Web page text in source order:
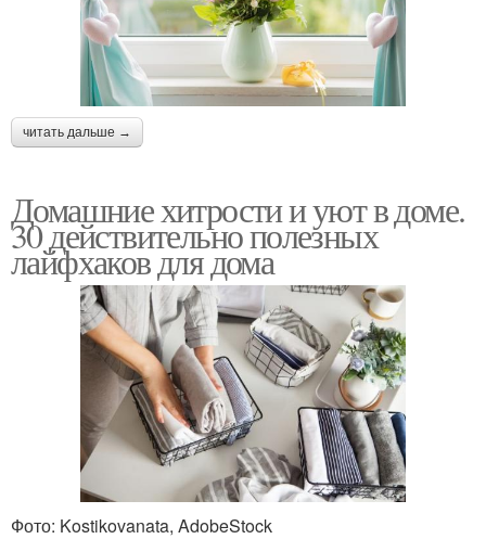
читать дальше →
Домашние хитрости и уют в доме.
30 действительно полезных
лайфхаков для дома
Фото: Kostikovanata, AdobeStock